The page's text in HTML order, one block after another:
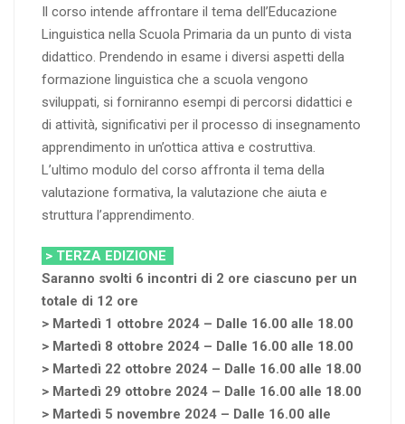
Il corso intende affrontare il tema dell’Educazione
Linguistica nella Scuola Primaria da un punto di vista
didattico. Prendendo in esame i diversi aspetti della
formazione linguistica che a scuola vengono
sviluppati, si forniranno esempi di percorsi didattici e
di attività, significativi per il processo di insegnamento
apprendimento in un’ottica attiva e costruttiva.
L’ultimo modulo del corso affronta il tema della
valutazione formativa, la valutazione che aiuta e
struttura l’apprendimento.
> TERZA EDIZIONE
Saranno svolti 6 incontri di 2 ore ciascuno per un
totale di 12 ore
> Martedì 1 ottobre 2024 – Dalle 16.00 alle 18.00
> Martedì 8 ottobre 2024 – Dalle 16.00 alle 18.00
> Martedì 22 ottobre 2024 – Dalle 16.00 alle 18.00
> Martedì 29 ottobre 2024 – Dalle 16.00 alle 18.00
> Martedì 5 novembre 2024 – Dalle 16.00 alle